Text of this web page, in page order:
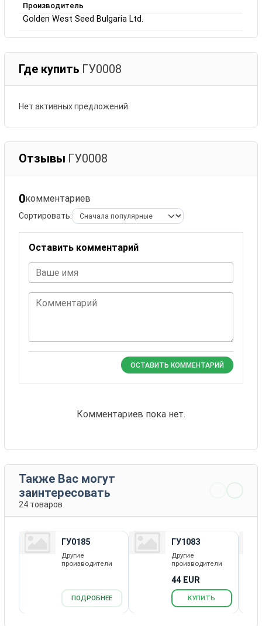
Производитель
Golden West Seed Bulgaria Ltd.
Где купить ГУ0008
Нет активных предложений.
Отзывы ГУ0008
0комментариев
Сортировать:
Оставить комментарий
Ваше имя
Комментарий
ОСТАВИТЬ КОММЕНТАРИЙ
Комментариев пока нет.
Также Вас могут
заинтересовать
24 товаров
ГУ0185
Другие
производители
ПОДРОБНЕЕ
ГУ1083
Другие
производители
44 EUR
КУПИТЬ